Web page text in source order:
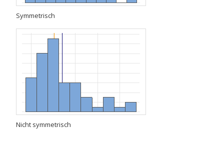
Symmetrisch
Nicht symmetrisch